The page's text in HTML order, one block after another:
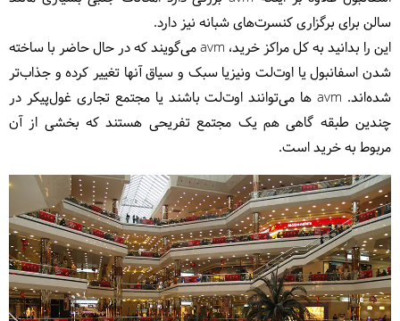
سالن برای برگزاری کنسرت‌های شبانه نیز دارد.
این را بدانید به کل مراکز خرید، avm می‌گویند که در حال حاضر با ساخته
شدن اسفانبول یا اوت‌لت ونیزیا سبک و سیاق آنها تغییر کرده و جذاب‌‌تر
شده‌اند. avm ها می‌توانند اوت‌لت باشند یا مجتمع تجاری غول‌پیکر در
چندین طبقه گاهی هم یک مجتمع تفریحی هستند که بخشی از آن
مربوط به خرید است.